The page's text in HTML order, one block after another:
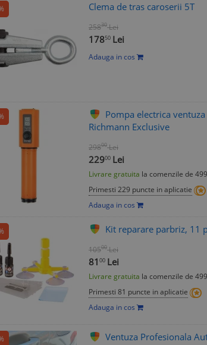
Clema de tras caroserii 5T
25830 Lei
17850 Lei
Adauga in cos
Pompa electrica
Richmann Exclusive
29800 Lei
22900 Lei
Livrare gratuita la comenzile de
Primesti 229 puncte in aplicatie
Adauga in cos
Kit reparare parbriz, 11
10500 Lei
81 00 Lei
Livrare gratuita la comenzile de
Primesti 81 puncte in aplicatie
Adauga in cos
Ventuza Profesionala